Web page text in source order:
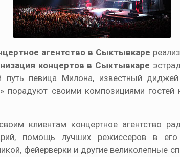
агентство в Сыктывкаре
концертов в Сыктывкаре
путь певица Милона, известный
порадуют своими композициями
клиентам концертное агентство
помощь лучших режиссеров в его
фейерверки и другие